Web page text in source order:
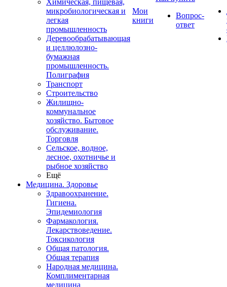
Химическая, пищевая,
микробиологическая и
легкая
промышленность
Деревообрабатывающая
и целлюлозно-
бумажная
промышленность.
Полиграфия
Транспорт
Строительство
Жилищно-
коммунальное
хозяйство. Бытовое
обслуживание.
Торговля
Сельское, водное,
лесное, охотничье и
рыбное хозяйство
Ещё
Медицина. Здоровье
Здравоохранение.
Гигиена.
Эпидемиология
Фармакология.
Лекарствоведение.
Токсикология
Общая патология.
Общая терапия
Народная медицина.
Комплиментарная
медицина
Мои
книги
Вопрос-
ответ